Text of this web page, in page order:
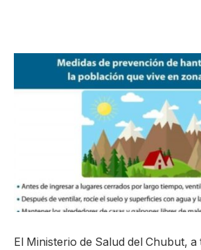
El Ministerio de Salud del Chubut,